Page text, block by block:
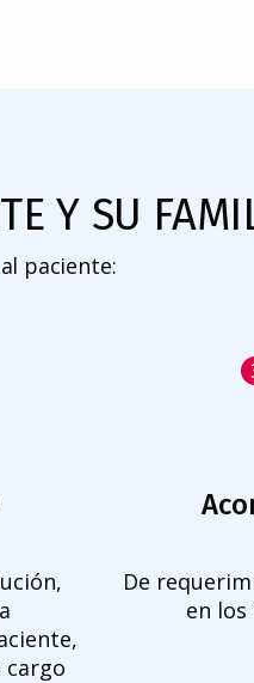
Y SU
paciente:
cargo
De
en